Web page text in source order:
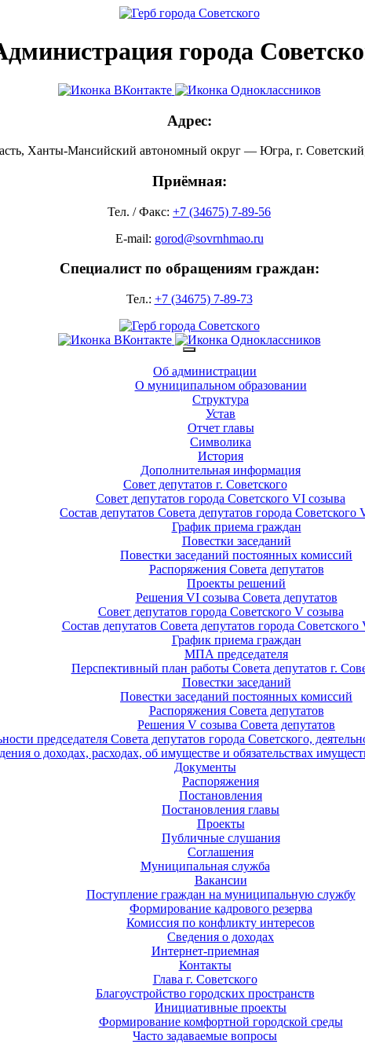
города
Адрес:
Ханты-Мансийский автономный округ — Югра, г.
Приёмная:
Тел. / Факс: +7 (34675) 7-89-56
E-mail: gorod@sovrnhmao.ru
Специалист по обращениям граждан:
Тел.: +7 (34675) 7-89-73
Об администрации
О муниципальном образовании
Структура
Устав
Отчет главы
Символика
История
Дополнительная информация
Совет депутатов г. Советского
Совет депутатов города Советского VI созыва
Состав депутатов Совета депутатов города Советского
График приема граждан
Повестки заседаний
Повестки заседаний постоянных комиссий
Распоряжения Совета депутатов
Проекты решений
Решения VI созыва Совета депутатов
Совет депутатов города Советского V созыва
Состав депутатов Совета депутатов города Советского
График приема граждан
МПА председателя
Перспективный план работы Совета депутатов г.
Повестки заседаний
Повестки заседаний постоянных комиссий
Распоряжения Совета депутатов
Решения V созыва Совета депутатов
председателя Совета депутатов города Советского,
о доходах, расходах, об имуществе и обязательствах
Документы
Распоряжения
Постановления
Постановления главы
Проекты
Публичные слушания
Соглашения
Муниципальная служба
Вакансии
Поступление граждан на муниципальную службу
Формирование кадрового резерва
Комиссия по конфликту интересов
Сведения о доходах
Интернет-приемная
Контакты
Глава г. Советского
Благоустройство городских пространств
Инициативные проекты
Формирование комфортной городской среды
Часто задаваемые вопросы